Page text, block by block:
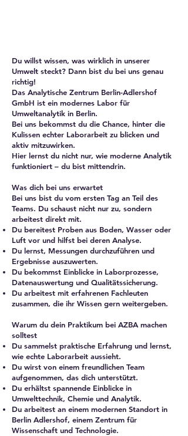
Du willst wissen, was wirklich in unserer
Umwelt steckt? Dann bist du bei uns genau
richtig!
Das Analytische Zentrum Berlin-Adlershof
GmbH ist ein modernes Labor für
Umweltanalytik in Berlin.
Bei uns bekommst du die Chance, hinter die
Kulissen echter Laborarbeit zu blicken und
aktiv mitzuwirken.
Hier lernst du nicht nur, wie moderne Analytik
funktioniert – du bist mittendrin.
Was dich bei uns erwartet
Bei uns bist du vom ersten Tag an Teil des
Teams. Du schaust nicht nur zu, sondern
arbeitest direkt mit.
Du bereitest Proben aus Boden, Wasser oder
Luft vor und hilfst bei deren Analyse.
Du lernst, Messungen durchzuführen und
Ergebnisse auszuwerten.
Du bekommst Einblicke in Laborprozesse,
Datenauswertung und Qualitätssicherung.
Du arbeitest mit erfahrenen Fachleuten
zusammen, die ihr Wissen gern weitergeben.
Warum du dein Praktikum bei AZBA machen
solltest
Du sammelst praktische Erfahrung und lernst,
wie echte Laborarbeit aussieht.
Du wirst von einem freundlichen Team
aufgenommen, das dich unterstützt.
Du erhältst spannende Einblicke in
Umwelttechnik, Chemie und Analytik.
Du arbeitest an einem modernen Standort in
Berlin Adlershof, einem Zentrum für
Wissenschaft und Technologie.